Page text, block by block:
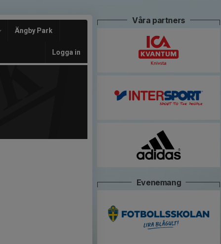
Ängby Park
Logga in
Våra partners
Evenemang